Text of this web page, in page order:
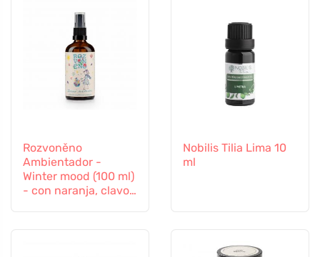
Rozvoněno
Ambientador -
Winter mood (100 ml)
- con naranja, clavo
Nobilis Tilia Lima 10
ml